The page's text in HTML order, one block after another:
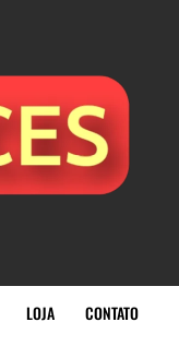
LOJA CONTATO